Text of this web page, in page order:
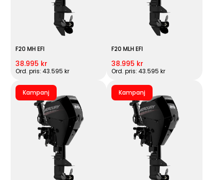
F20 MH EFI
38.995 kr
Ord. pris: 43.595 kr
F20 MLH EFI
38.995 kr
Ord. pris: 43.595 kr
Kampanj Kampanj